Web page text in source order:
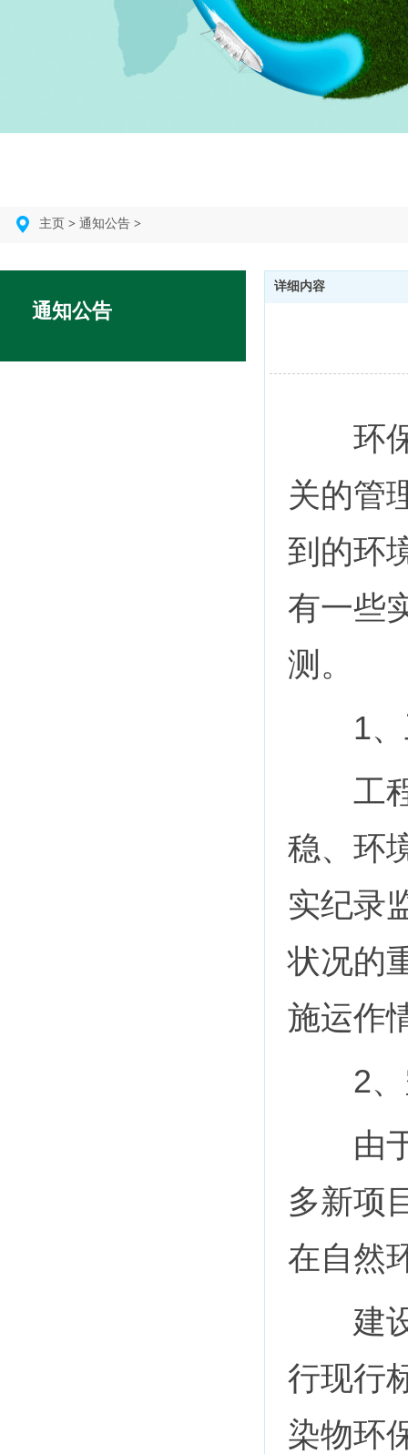
主页 > 通知公告 >
通知公告
详细内容
环保
关的管
到的环
有一些
测。
1、工
工程
稳、环
实纪录
状况的
施运作
2、
由于
多新项
在自然
建设
行现行
染物环